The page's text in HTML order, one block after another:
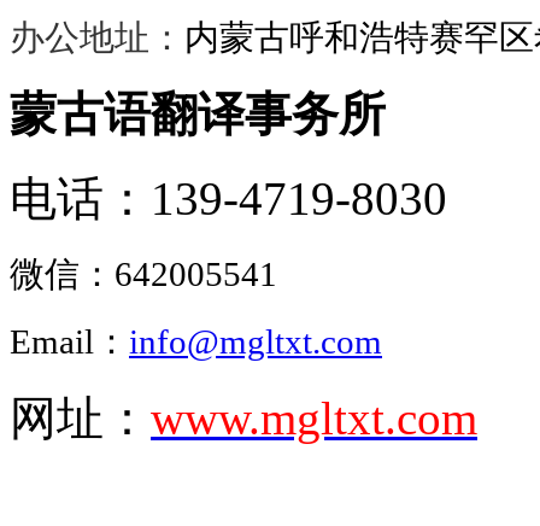
办公地址： 内蒙古呼和浩特赛罕
蒙古语翻译事务所
电话：139-4719-8030
微信： 642005541
Email： info@mgltxt.com
网址： www.mgltxt.com